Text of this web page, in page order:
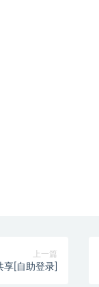
上一篇
享[自助登录]